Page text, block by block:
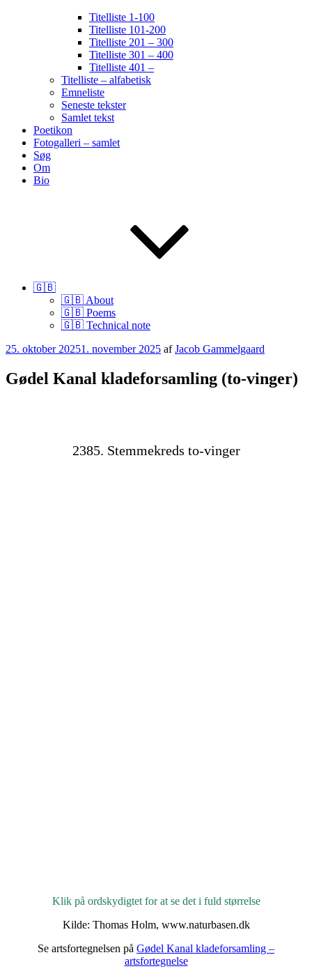
Titelliste 1-100
Titelliste 101-200
Titelliste 201 – 300
Titelliste 301 – 400
Titelliste 401 –
Titelliste – alfabetisk
Emneliste
Seneste tekster
Samlet tekst
Poetikon
Fotogalleri – samlet
Søg
Om
Bio
🇬🇧
🇬🇧 About
🇬🇧 Poems
🇬🇧 Technical note
Udgivet
25. oktober 20251. november 2025 afJacob Gammelgaard
Gødel Kanal kladeforsamling (to-vinger)
2385. Stemmekreds to-vinger
Klik på ordskydigtet for at se det i fuld størrelse
Kilde: Thomas Holm, www.naturbasen.dk
Se artsfortegnelsen på Gødel Kanal kladeforsamling –
artsfortegnelse